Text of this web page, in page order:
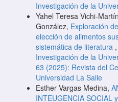
Investigación de la
Yahel Teresa Vichi-
González, Exploración
elección de alimentos
sistemática de literatura ,
Investigación de la
63 (2025): Revista del
Universidad La Salle
Esther Vargas Medina,
INTEUGENCIA SOCIAL